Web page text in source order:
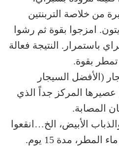
كبيرة من خلاصة التربنتين
امزجوا بقوة ثم رشوا
باستمرار. النتيجة فعالة
(الأفضل السيجار
عصيرها المركز جداً الذي
المصابة.
الأبيض، الخ…انقعوا
أوراق القراص في ماء المطر، مدة 15 يوم.